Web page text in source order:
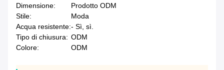
Dimensione:
Prodotto ODM
Stile:
Moda
Acqua resistente:- Sì, sì.
Tipo di chiusura: ODM
Colore:
ODM